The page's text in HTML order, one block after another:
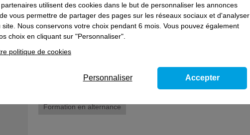
Formation en alternance
Négociateur technico-commercial - Contrat en
Formation en alternance
utilisent des cookies dans le but de personnaliser les annonces
vous permettre de partager des pages sur les réseaux sociaux et d'analyser
site. Nous conservons votre choix pendant 6 mois. Vous pouvez également
choix en cliquant sur "Personnaliser".
politique de cookies
Personnaliser Accepter